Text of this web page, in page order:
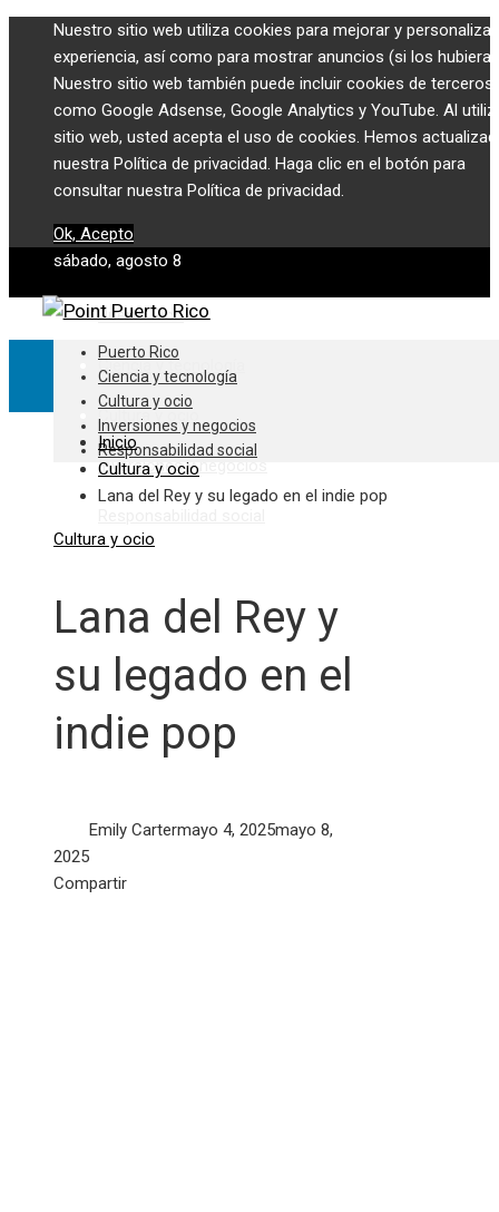
Nuestro sitio web utiliza cookies para mejorar y
experiencia, así como para mostrar anuncios (si los hubiera).
Nuestro sitio web también puede incluir cookies de terceros,
como Google Adsense, Google Analytics y YouTube. Al
sitio web, usted acepta el uso de cookies. Hemos
nuestra Política de privacidad. Haga clic en el botón para
consultar nuestra Política de privacidad.
Ok, Acepto
sábado, agosto 8
Puerto Rico
Ciencia y tecnología
Cultura y ocio
Inversiones y negocios
Puerto Rico
Ciencia y tecnología
Cultura y ocio
Inversiones y negocios
Responsabilidad social
Inicio
Cultura y ocio
Lana del Rey y su legado en el indie pop
Cultura y ocio
Lana del Rey y
su legado en el
indie pop
Emily Cartermayo 4, 2025mayo 8,
2025
Facebook
Twitter
LinkedIn
Pinterest
Stumbleupon
Email
Compartir